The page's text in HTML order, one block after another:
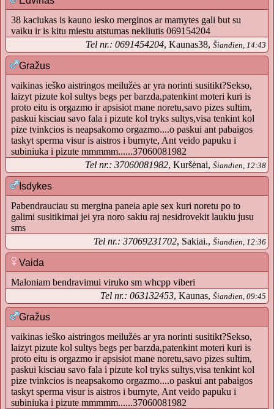
38 kaciukas is kauno iesko merginos ar mamytes gali but su
vaiku ir is kitu miestu atstumas nekliutis 069154204
Tel nr.: 0691454204, Kaunas38, Šiandien, 14:43
Gražus
vaikinas ieško aistringos meilužės ar yra norinti susitikt?Sekso,
laizyt pizute kol sultys begs per barzda,patenkint moteri kuri is
proto eitu is orgazmo ir apsisiot mane noretu,savo pizes sultim,
paskui kisciau savo fala i pizute kol tryks sultys,visa tenkint kol
pize tvinkcios is neapsakomo orgazmo....o paskui ant pabaigos
taskyt sperma visur is aistros i burnyte, Ant veido papuku i
subiniuka i pizute mmmmm......37060081982
Tel nr.: 37060081982, Kuršėnai, Šiandien, 12:38
Isdykes
Pabendrauciau su mergina paneia apie sex kuri noretu po to
galimi susitikimai jei yra noro sakiu raj nesidrovekit laukiu jusu
sms
Tel nr.: 37069231702, Sakiai., Šiandien, 12:36
Vaida
Maloniam bendravimui viruko sm whcpp viberi
Tel nr.: 063132453, Kaunas, Šiandien, 09:45
Gražus
vaikinas ieško aistringos meilužės ar yra norinti susitikt?Sekso,
laizyt pizute kol sultys begs per barzda,patenkint moteri kuri is
proto eitu is orgazmo ir apsisiot mane noretu,savo pizes sultim,
paskui kisciau savo fala i pizute kol tryks sultys,visa tenkint kol
pize tvinkcios is neapsakomo orgazmo....o paskui ant pabaigos
taskyt sperma visur is aistros i burnyte, Ant veido papuku i
subiniuka i pizute mmmmm......37060081982